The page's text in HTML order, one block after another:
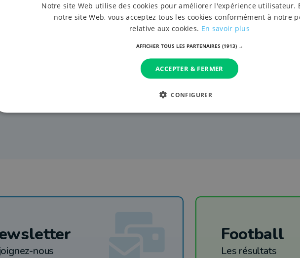
de
des
7 août 2026 à 15:50
Arlon : début des travaux pour un
rond-point et un parking à la sortie
nous
Football
Les résultats
Notre site Web utilise des cookies pour améliorer l'expérience utilisateur.
notre site Web, vous acceptez tous les cookies conformément à notre
relative aux cookies. En savoir plus
AFFICHER TOUS LES PARTENAIRES (1913) →
ACCEPTER & FERMER
CONFIGURER